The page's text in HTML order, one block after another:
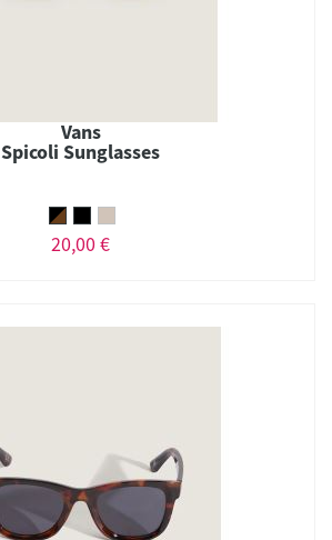
Vans
Spicoli Sunglasses
20,00 €